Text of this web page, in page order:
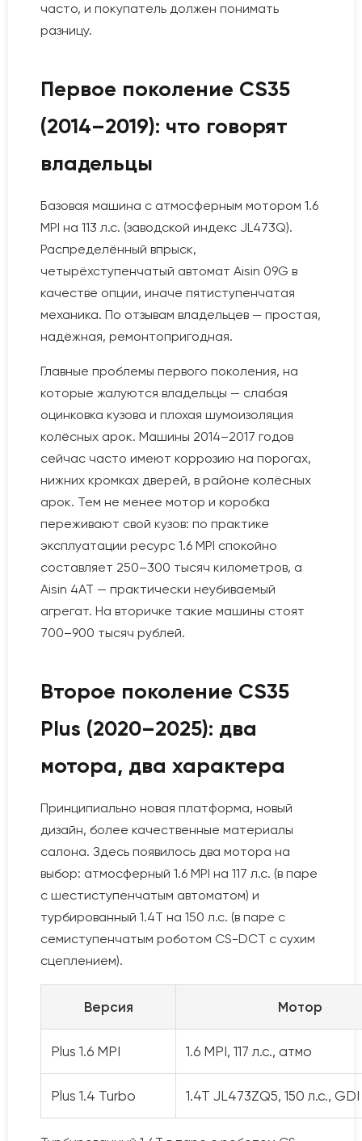
часто, и покупатель должен понимать
разницу.
Первое поколение CS35
(2014–2019): что говорят
владельцы
Базовая машина с атмосферным мотором 1.6
MPI на 113 л.с. (заводской индекс JL473Q).
Распределённый впрыск,
четырёхступенчатый автомат Aisin 09G в
качестве опции, иначе пятиступенчатая
механика. По отзывам владельцев — простая,
надёжная, ремонтопригодная.
Главные проблемы первого поколения, на
которые жалуются владельцы — слабая
оцинковка кузова и плохая шумоизоляция
колёсных арок. Машины 2014–2017 годов
сейчас часто имеют коррозию на порогах,
нижних кромках дверей, в районе колёсных
арок. Тем не менее мотор и коробка
переживают свой кузов: по практике
эксплуатации ресурс 1.6 MPI спокойно
составляет 250–300 тысяч километров, а
Aisin 4AT — практически неубиваемый
агрегат. На вторичке такие машины стоят
700–900 тысяч рублей.
Второе поколение CS35
Plus (2020–2025): два
мотора, два характера
Принципиально новая платформа, новый
дизайн, более качественные материалы
салона. Здесь появилось два мотора на
выбор: атмосферный 1.6 MPI на 117 л.с. (в паре
с шестиступенчатым автоматом) и
турбированный 1.4T на 150 л.с. (в паре с
семиступенчатым роботом CS-DCT с сухим
сцеплением).
Версия Мотор
Plus 1.6 MPI 1.6 MPI, 117 л.с., атмо
Plus 1.4 Turbo 1.4T JL473ZQ5, 150 л.с., GDI